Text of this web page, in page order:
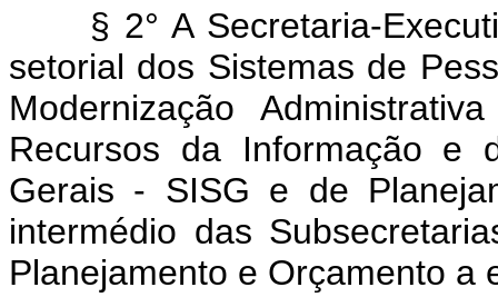
§ 2° A Secretaria-
setorial dos Sistemas de
Modernização
Recursos da Informação e
Gerais - SISG e de
intermédio das
Planejamento e Orçamento a